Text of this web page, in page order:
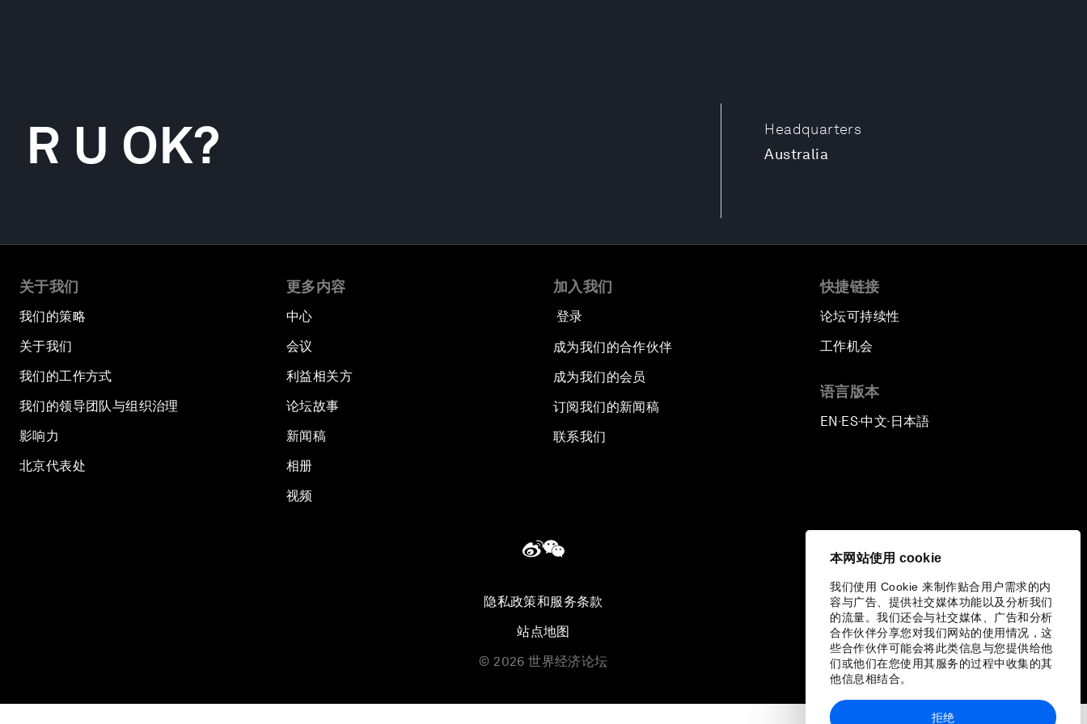
本网站使用 cookie
我们使用 Cookie 来制作贴合用户需求的内
容与广告、提供社交媒体功能以及分析我们
的流量。我们还会与社交媒体、广告和分析
合作伙伴分享您对我们网站的使用情况，这
些合作伙伴可能会将此类信息与您提供给他
们或他们在您使用其服务的过程中收集的其
他信息相结合。
拒绝
Headquarters
Australia
R U OK?
关于我们
我们的策略
关于我们
我们的工作方式
我们的领导团队与组织治理
影响力
北京代表处
更多内容
中心
会议
利益相关方
论坛故事
新闻稿
相册
视频
加入我们
登录
成为我们的合作伙伴
成为我们的会员
订阅我们的新闻稿
联系我们
快捷链接
论坛可持续性
工作机会
语言版本
EN ▪ES▪中文▪ 日本語
隐私政策和服务条款
站点地图
© 2026 世界经济论坛